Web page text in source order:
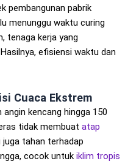
pembangunan pabrik
menunggu waktu curing
tenaga kerja yang
efisiensi waktu dan
Cuaca Ekstrem
kencang hingga 150
tidak membuat atap
tahan terhadap
cocok untuk iklim tropis